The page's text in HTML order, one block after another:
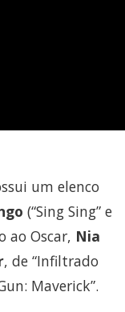
um elenco
(“Sing Sing” e
ao Oscar, Nia
, de “Infiltrado
Maverick”.